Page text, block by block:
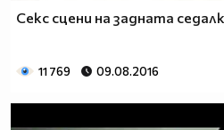
Секс сцени на задната
11 769 09.08.2016